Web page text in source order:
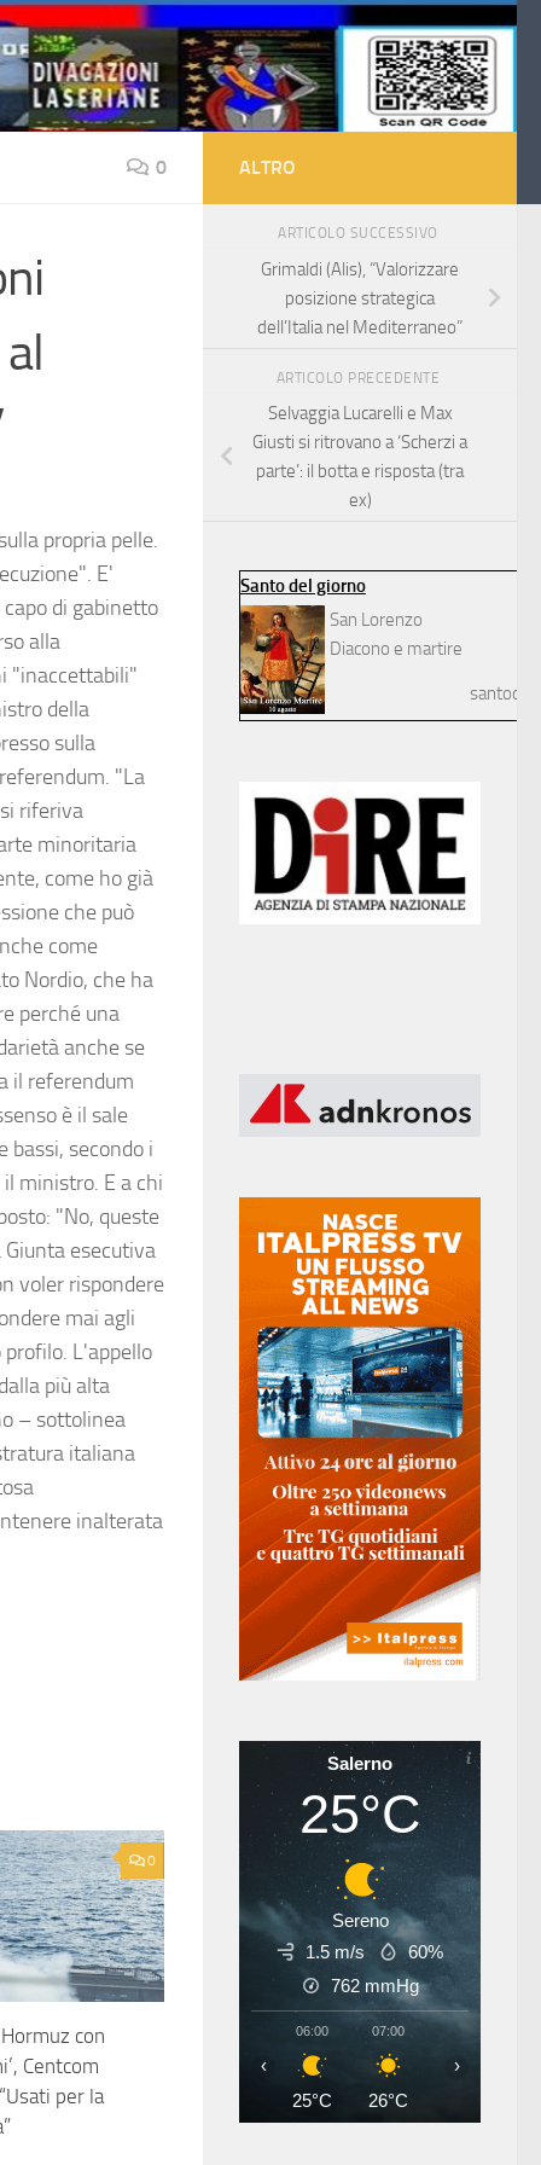
0
propria pelle.
E'
di gabinetto
alla
"inaccettabili"
della
sulla
"La
riferiva
minoritaria
come ho già
che può
come
Nordio, che ha
perché una
anche se
il referendum
è il sale
bassi, secondo i
ministro. E a chi
"No, queste
esecutiva
voler rispondere
mai agli
L'appello
più alta
– sottolinea
italiana
inalterata
0
con
Centcom
per la
ALTRO
ARTICOLO SUCCESSIVO
Grimaldi (Alis), “Valorizzare
posizione strategica
dell’Italia nel Mediterraneo”
ARTICOLO PRECEDENTE
Selvaggia Lucarelli e Max
Giusti si ritrovano a ‘Scherzi a
parte’: il botta e risposta (tra
ex)
Santo del giorno
San Lorenzo
Diacono e martire
Salerno
25°C
Sereno
1.5 m/s
60%
762 mmHg
06:00
25°C
07:00
26°C
‹ ›